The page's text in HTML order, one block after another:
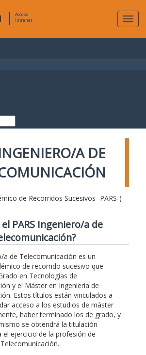
|
Acceso
Intranet
A DE
de Recorridos Sucesivos -PARS-)
el PARS Ingeniero/a de
a de Telecomunicación es un
de recorrido sucesivo que
en Tecnologías de
y el Máster en Ingeniería de
Estos títulos están vinculados a
acceso a los estudios de máster
haber terminado los de grado, y
se obtendrá la titulación
el ejercicio de la profesión de